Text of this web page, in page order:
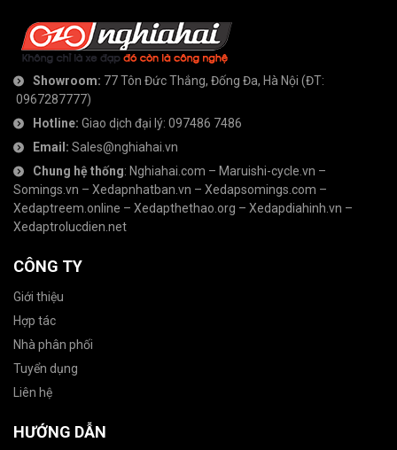
Showroom: 77 Tôn Đức Thắng, Đống Đa, Hà Nội (ĐT:
0967287777)
Hotline: Giao dịch đại lý: 097486 7486
Email: Sales@nghiahai.vn
Chung hệ thống: Nghiahai.com – Maruishi-cycle.vn –
Somings.vn – Xedapnhatban.vn – Xedapsomings.com –
Xedaptreem.online – Xedapthethao.org – Xedapdiahinh.vn –
Xedaptrolucdien.net
CÔNG TY
Giới thiệu
Hợp tác
Nhà phân phối
Tuyển dụng
Liên hệ
HƯỚNG DẪN